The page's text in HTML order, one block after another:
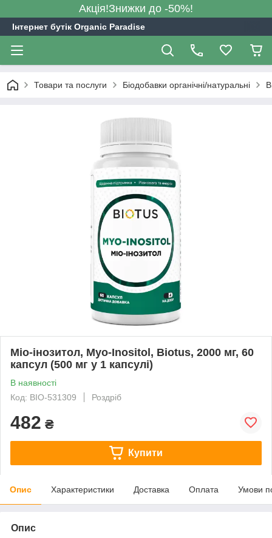
Акція!Знижки до -50%!
Інтернет бутік Organic Paradise
Товари та послуги Біодобавки органічні/натуральні
Міо-інозитол, Myo-Inositol, Biotus, 2000 мг, 60
капсул (500 мг у 1 капсулі)
В наявності
Код: BIO-531309
Роздріб
482 ₴
Купити
Опис Характеристики Доставка Оплата Умови
Опис